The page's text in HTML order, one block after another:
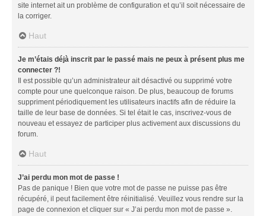
site internet ait un problème de configuration et qu’il soit nécessaire de
la corriger.
Haut
Je m’étais déjà inscrit par le passé mais ne peux à présent plus me
connecter ?!
Il est possible qu’un administrateur ait désactivé ou supprimé votre
compte pour une quelconque raison. De plus, beaucoup de forums
suppriment périodiquement les utilisateurs inactifs afin de réduire la
taille de leur base de données. Si tel était le cas, inscrivez-vous de
nouveau et essayez de participer plus activement aux discussions du
forum.
Haut
J’ai perdu mon mot de passe !
Pas de panique ! Bien que votre mot de passe ne puisse pas être
récupéré, il peut facilement être réinitialisé. Veuillez vous rendre sur la
page de connexion et cliquer sur « J’ai perdu mon mot de passe ».